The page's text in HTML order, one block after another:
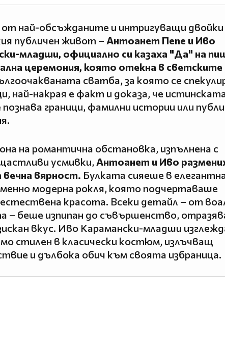
от най-обсъжданите и интригуващи двойки
публичен живот – Антоанет Пепе и Иво
младши, официално си казаха "Да" на
церемония, която отекна в светските
сватба, за която се
най-накрая е факт и доказа, че
граници, фамилни истории или
на романтична обстановка, изпълнена с
усмивки, Антоанет и Иво
вечна вярност. Булката сияеше в
модерна рокля, която подчертаваше
красота. Всеки детайл – от
– беше изпипан до съвършенство,
вкус. Иво Карамански-младши
стилен в класически костюм, излъчващ
и дълбока обич към своята избраница.